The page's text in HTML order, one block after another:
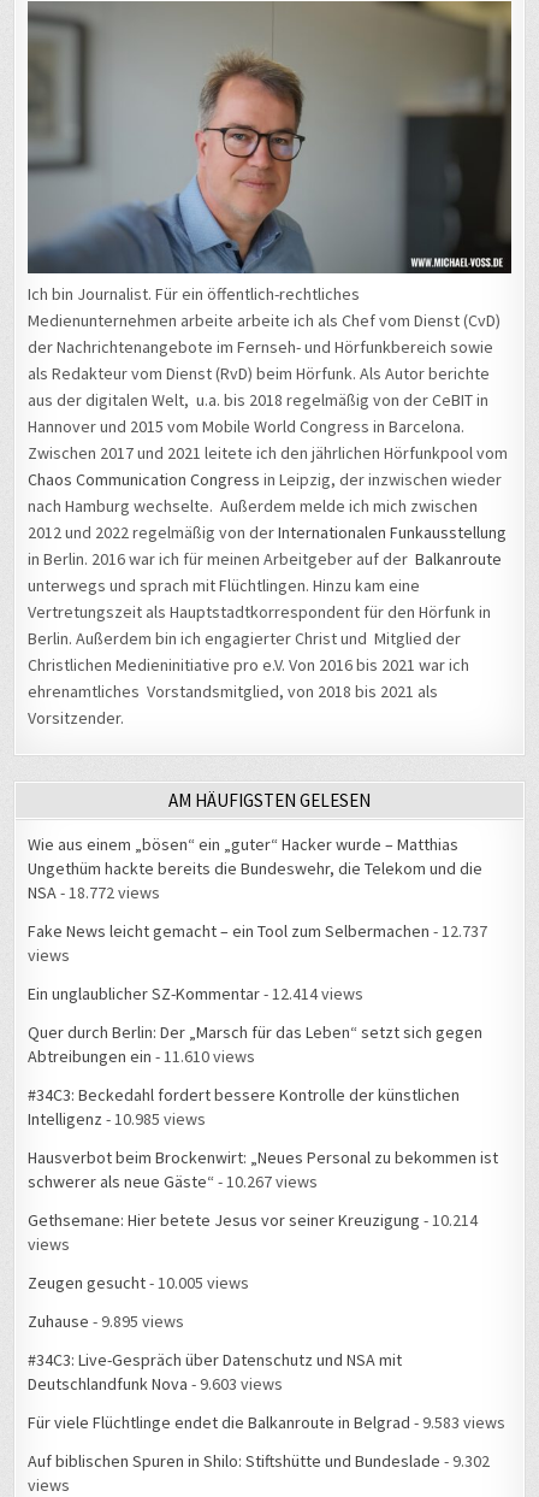
Ich bin Journalist. Für ein öffentlich-rechtliches
Medienunternehmen arbeite arbeite ich als Chef vom Dienst (CvD)
der Nachrichtenangebote im Fernseh- und Hörfunkbereich sowie
als Redakteur vom Dienst (RvD) beim Hörfunk. Als Autor berichte
aus der digitalen Welt, u.a. bis 2018 regelmäßig von der CeBIT in
Hannover und 2015 vom Mobile World Congress in Barcelona.
Zwischen 2017 und 2021 leitete ich den jährlichen Hörfunkpool vom
Chaos Communication Congress in Leipzig, der inzwischen wieder
nach Hamburg wechselte. Außerdem melde ich mich zwischen
2012 und 2022 regelmäßig von derInternationalen Funkausstellung
in Berlin. 2016 war ich für meinen Arbeitgeber auf derBalkanroute
unterwegs und sprach mit Flüchtlingen. Hinzu kam eine
Vertretungszeit als Hauptstadtkorrespondent für den Hörfunk in
Berlin. Außerdem bin ich engagierter Christ und Mitglied der
Christlichen Medieninitiative pro e.V. Von 2016 bis 2021 war ich
ehrenamtliches Vorstandsmitglied, von 2018 bis 2021 als
Vorsitzender.
AM HÄUFIGSTEN GELESEN
Wie aus einem „bösen“ ein „guter“ Hacker wurde – Matthias
Ungethüm hackte bereits die Bundeswehr, die Telekom und die
NSA- 18.772 views
Fake News leicht gemacht – ein Tool zum Selbermachen - 12.737
views
Ein unglaublicher SZ-Kommentar- 12.414 views
Quer durch Berlin: Der „Marsch für das Leben“ setzt sich gegen
Abtreibungen ein - 11.610 views
#34C3: Beckedahl fordert bessere Kontrolle der künstlichen
Intelligenz - 10.985 views
Hausverbot beim Brockenwirt: „Neues Personal zu bekommen ist
schwerer als neue Gäste“ - 10.267 views
Gethsemane: Hier betete Jesus vor seiner Kreuzigung - 10.214
views
Zeugen gesucht- 10.005 views
Zuhause - 9.895 views
#34C3: Live-Gespräch über Datenschutz und NSA mit
Deutschlandfunk Nova - 9.603 views
Für viele Flüchtlinge endet die Balkanroute in Belgrad - 9.583 views
Auf biblischen Spuren in Shilo: Stiftshütte und Bundeslade - 9.302
views